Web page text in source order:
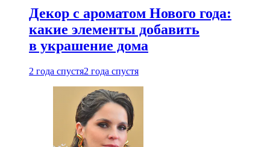
Декор с ароматом Нового года:
какие элементы добавить
в украшение дома
2 года спустя2 года спустя